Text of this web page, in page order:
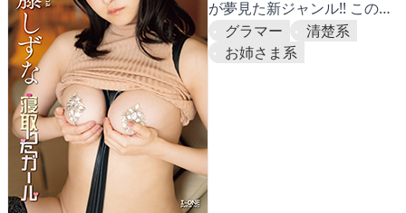
▶よくあるご質問
▶会社概要
▶お問い合わせフォーム
が夢見た新ジャンル!! この刺
激はきっとクセになりますぞ
グラマー
清楚系
お姉さま系